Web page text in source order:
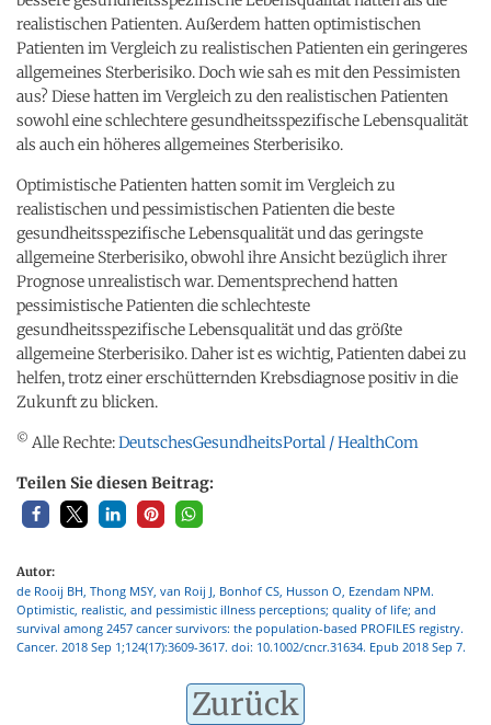
realistischen Patienten. Außerdem hatten optimistischen
Patienten im Vergleich zu realistischen Patienten ein geringeres
allgemeines Sterberisiko. Doch wie sah es mit den Pessimisten
aus? Diese hatten im Vergleich zu den realistischen Patienten
sowohl eine schlechtere gesundheitsspezifische Lebensqualität
als auch ein höheres allgemeines Sterberisiko.
Optimistische Patienten hatten somit im Vergleich zu
realistischen und pessimistischen Patienten die beste
gesundheitsspezifische Lebensqualität und das geringste
allgemeine Sterberisiko, obwohl ihre Ansicht bezüglich ihrer
Prognose unrealistisch war. Dementsprechend hatten
pessimistische Patienten die schlechteste
gesundheitsspezifische Lebensqualität und das größte
allgemeine Sterberisiko. Daher ist es wichtig, Patienten dabei zu
helfen, trotz einer erschütternden Krebsdiagnose positiv in die
Zukunft zu blicken.
© Alle Rechte:DeutschesGesundheitsPortal / HealthCom
Teilen Sie diesen Beitrag:
Autor:
de Rooij BH, Thong MSY, van Roij J, Bonhof CS, Husson O, Ezendam NPM.
Optimistic, realistic, and pessimistic illness perceptions; quality of life; and
survival among 2457 cancer survivors: the population-based PROFILES registry.
Cancer. 2018 Sep 1;124(17):3609-3617. doi: 10.1002/cncr.31634. Epub 2018 Sep 7.
Zurück